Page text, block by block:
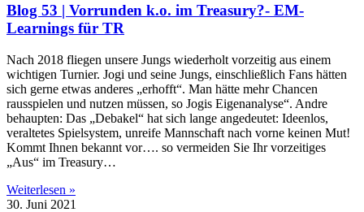
Blog 53 | Vorrunden k.o. im Treasury?- EM-
Learnings für TR
Nach 2018 fliegen unsere Jungs wiederholt vorzeitig aus einem
wichtigen Turnier. Jogi und seine Jungs, einschließlich Fans hätten
sich gerne etwas anderes „erhofft“. Man hätte mehr Chancen
rausspielen und nutzen müssen, so Jogis Eigenanalyse“. Andre
behaupten: Das „Debakel“ hat sich lange angedeutet: Ideenlos,
veraltetes Spielsystem, unreife Mannschaft nach vorne keinen Mut!
Kommt Ihnen bekannt vor…. so vermeiden Sie Ihr vorzeitiges
„Aus“ im Treasury…
Weiterlesen »
30. Juni 2021